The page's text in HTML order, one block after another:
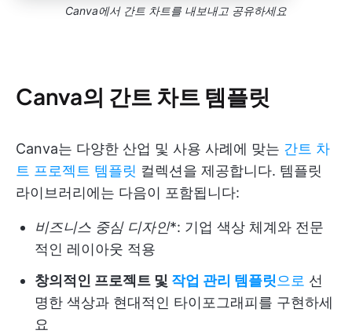
Canva에서 간트 차트를 내보내고 공유하세요
Canva의 간트 차트 템플릿
Canva는 다양한 산업 및 사용 사례에 맞는 간트 차
트 프로젝트 템플릿 컬렉션을 제공합니다. 템플릿
라이브러리에는 다음이 포함됩니다:
비즈니스 중심 디자인*: 기업 색상 체계와 전문
적인 레이아웃 적용
창의적인 프로젝트 및 작업 관리 템플릿으로 선
명한 색상과 현대적인 타이포그래피를 구현하세
요